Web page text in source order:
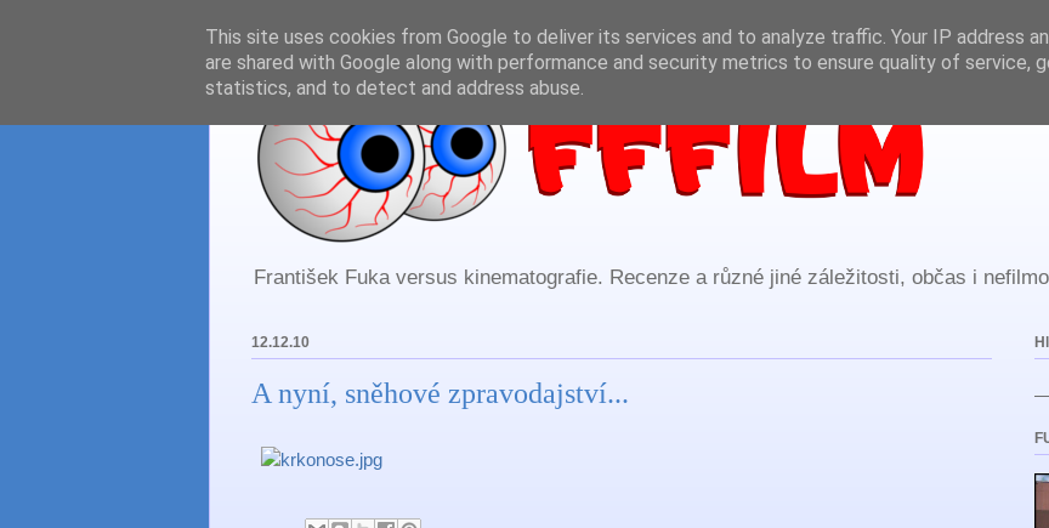
František Fuka versus kinematografie. Recenze a různé jiné záležitosti, občas i
12.12.10
A nyní, sněhové zpravodajství...
This site uses cookies from Google to deliver its services and to analyze traffic. Your IP address
are shared with Google along with performance and security metrics to ensure quality of service,
statistics, and to detect and address abuse.